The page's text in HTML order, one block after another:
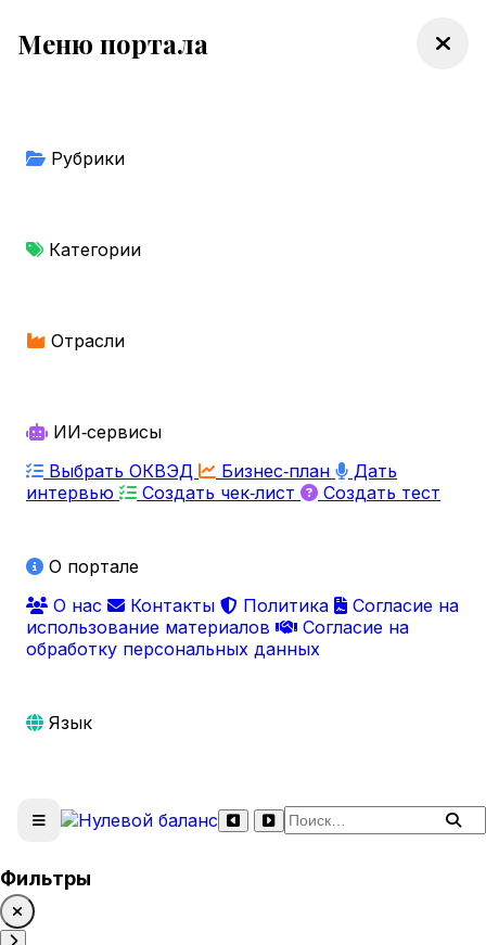
Меню портала
Рубрики
Категории
Отрасли
ИИ‑сервисы
Выбрать ОКВЭД
Бизнес‑план
Дать
интервью
Создать чек‑лист Создать тест
О портале
О нас
Контакты Политика
Согласие на
использование материалов
Согласие на
обработку персональных данных
Язык
Поиск по сайту
Фильтры